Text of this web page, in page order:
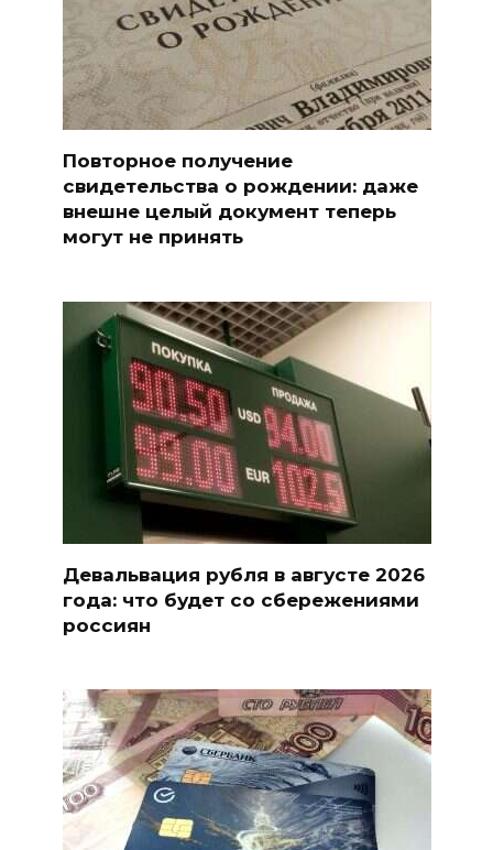
Повторное получение
свидетельства о рождении: даже
внешне целый документ теперь
могут не принять
Девальвация рубля в августе 2026
года: что будет со сбережениями
россиян